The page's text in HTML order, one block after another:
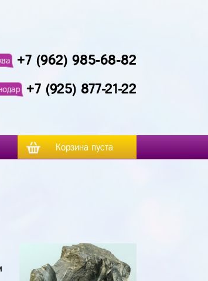
+7 (962) 985-68-82
+7 (925) 877-21-22
Корзина пуста